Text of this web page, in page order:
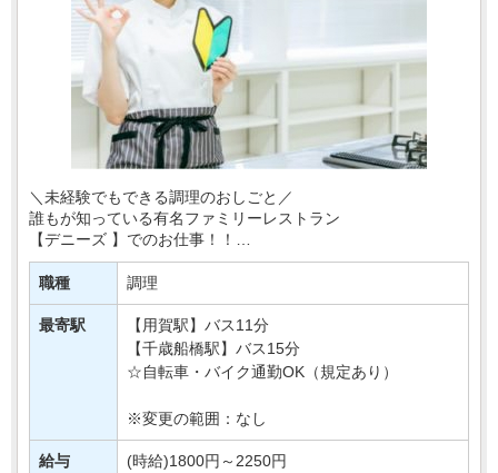
＼未経験でもできる調理のおしごと／
誰もが知っている有名ファミリーレストラン
【デニーズ 】でのお仕事！！
キッチンスタッフとして、先ずはお皿洗い・調理補助
などからお任せします★
マニュアル完備で・・・
職種 調理
最寄駅
【用賀駅】バス11分
【千歳船橋駅】バス15分
☆自転車・バイク通勤OK（規定あり）
※変更の範囲：なし
給与
(時給)1800円～2250円